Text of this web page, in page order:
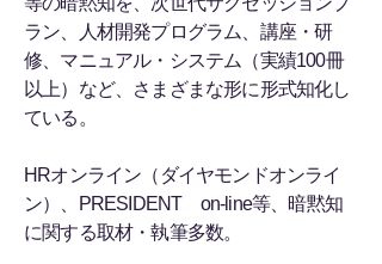
ラン、人材開発プログラム、講座・研
修、マニュアル・システム（実績100冊
以上）など、さまざまな形に形式知化し
ている。
HRオンライン（ダイヤモンドオンライ
ン）、PRESIDENT on-line等、暗黙知
に関する取材・執筆多数。